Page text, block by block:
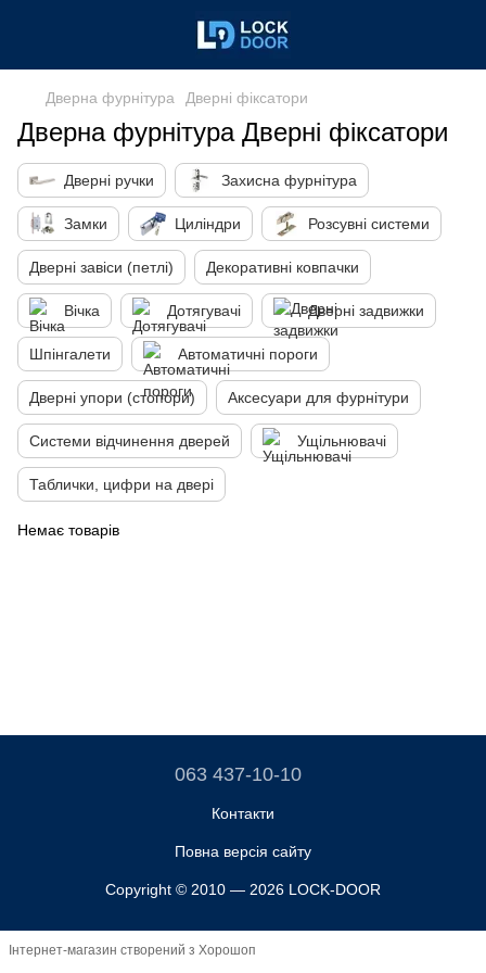
Дверна фурнітура Дверні фіксатори
Дверна фурнітура Дверні фіксатори
Дверні ручки Захисна фурнітура
Замки Циліндри Розсувні системи
Дверні завіси (петлі) Декоративні ковпачки
Вічка Дотягувачі Дверні задвижки
Шпінгалети Автоматичні пороги
Дверні упори (стопори) Аксесуари для фурнітури
Системи відчинення дверей Ущільнювачі
Таблички, цифри на двері
Немає товарів
063 437-10-10
Контакти
Повна версія сайту
Copyright © 2010 — 2026 LOCK-DOOR
Інтернет-магазин створений з Хорошоп